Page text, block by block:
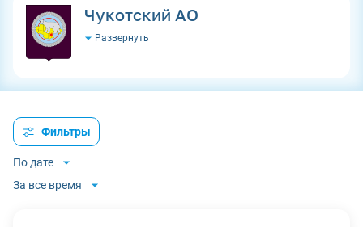
Чукотский АО
Развернуть
Фильтры
По дате
За все время